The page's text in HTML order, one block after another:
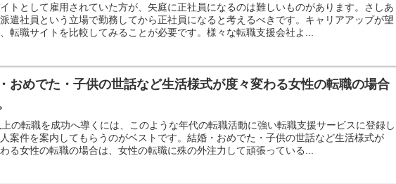
トとして雇用されていた方が、矢庭に正社員になるのは難しいものがあります。さしあ
遣社員という立場で勤務してから正社員になると考えるべきです。キャリアアップが望
転職サイトを比較してみることが必要です。様々な転職支援会社よ...
おめでた・子供の世話など生活様式が度々変わる女性の転職の場合
の転職を成功へ導くには、このような年代の転職活動に強い転職支援サービスに登録し
案件を案内してもらうのがベストです。結婚・おめでた・子供の世話など生活様式が
る女性の転職の場合は、女性の転職に殊の外注力して頑張っている...